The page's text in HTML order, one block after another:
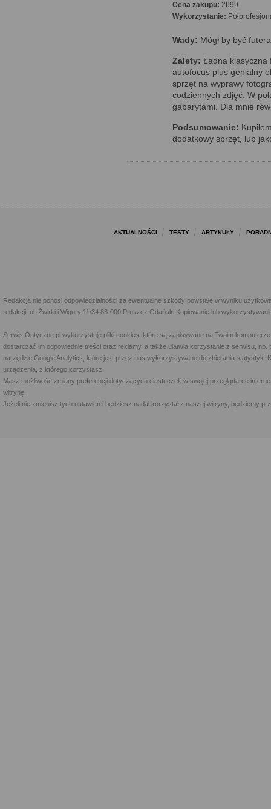
Cena zakupu: 2699
Wykorzystanie:
Wady: Mógł by być
Zalety: Ładna klasyczna
autofocus plus genialny
sprzęt na wyprawy
codziennych zdjęć. W
gabarytami. Dla mnie
Podsumowanie:
dodatkowy sprzęt, lub
AKTUALNOŚCI TESTY ARTYKUŁY
Redakcja nie ponosi odpowiedzialności za ewentualne szkody powstałe w wyniku
redakcji: ul. Żwirki i Wigury 11/34 83-000 Pruszcz Gdański Kopiowanie lub
Serwis Optyczne.pl wykorzystuje pliki cookies, które są zapisywane na Twoim
dostarczać im odpowiednie treści oraz reklamy, a także ułatwia korzystanie z serwisu,
narzędzie Google Analytics, które jest przez nas wykorzystywane do zbierania statystyk.
urządzenia, z którego korzystasz.
Masz możliwość zmiany preferencji dotyczących ciasteczek w swojej przeglądarce
witrynę.
Jeżeli nie zmienisz tych ustawień i będziesz nadal korzystał z naszej witryny, będziemy